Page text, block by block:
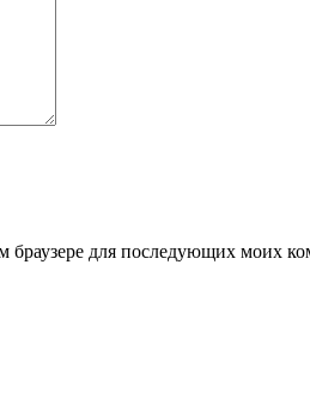
браузере для последующих моих